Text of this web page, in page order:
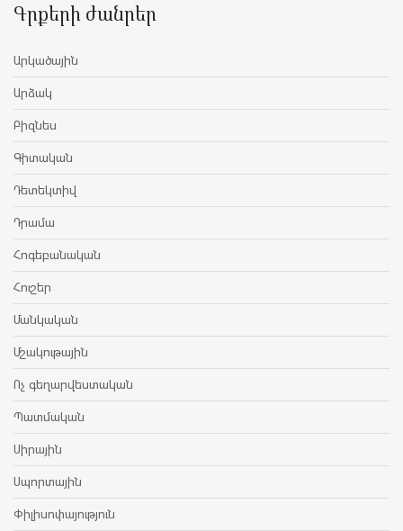
Գրքերի ժանրեր
Արկածային
Արձակ
Բիզնես
Գիտական
Դետեկտիվ
Դրամա
Հոգեբանական
Հուշեր
Մանկական
Մշակութային
Ոչ գեղարվեստական
Պատմական
Սիրային
Սպորտային
Փիլիսոփայություն